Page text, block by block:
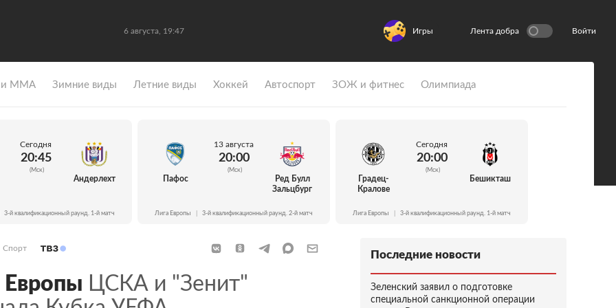
6 августа, 19:47 Игры Лента добра Войти
и ММА Зимние виды Летние виды Хоккей Автоспорт ЗОЖ и фитнес Олимпиада
Сегодня
20:45
(Мск)
Андерлехт
3-й квалификационный раунд. 1-й матч
Пафос
13 августа
20:00
(Мск)
Ред Булл
Зальцбург
Лига Европы 3-й квалификационный раунд. 2-й матч
Градец-
Кралове
Сегодня
20:00
(Мск)
Бешикташ
Лига Европы 3-й квалификационный раунд. 1-й матч
Спорт
Европы ЦСКА и "Зенит"
Последние новости
Зеленский заявил о подготовке
специальной санкционной операции